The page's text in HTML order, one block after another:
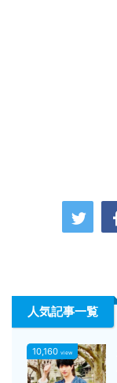
人気記事一覧
10,160 view